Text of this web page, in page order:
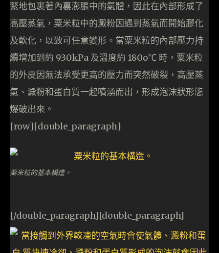
緊地包裹著內裏澎脹中的氣體，因此在內部形成了
高壓蒸氣，粟米粒中的澱粉因遇到蒸氣而開始膠化
及軟化，以致可任意變形。當粟米粒的內部壓力持
續增加到約 930kPa 及溫度約 180o℃ 時，粟米粒
的外皮因無法承受更高的壓力而突然破裂，高壓蒸
氣、澱粉和蛋白質一起噴湧而出，形成泡沫狀形態
爆破出來。
[row][double_paragraph]
粟米粒的基本構造。
[/double_paragraph][double_paragraph]